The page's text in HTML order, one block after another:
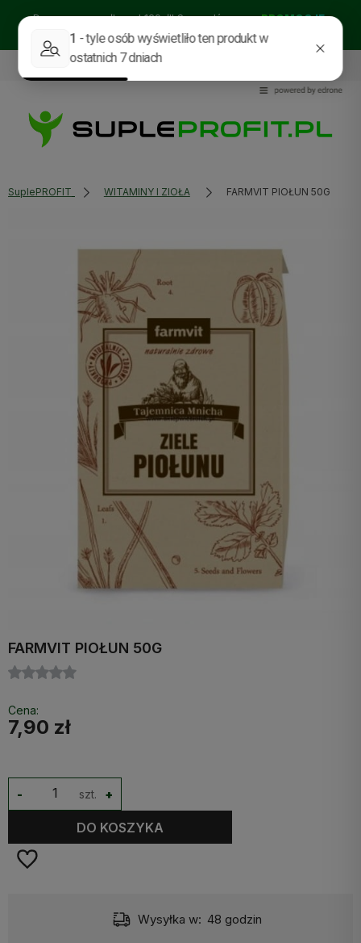
Darmowa wysyłka od 129zł!! Sprawdź nasze:PROMOCJE
BESTSELLERY
NOWOŚCI
535114318
SuplePROFIT WITAMINY I ZIOŁA FARMVIT PIOŁUN 50G
FARMVIT PIOŁUN 50G
Cena:
7,90 zł
szt. +
-
DO KOSZYKA
Wysyłka w: 48 godzin